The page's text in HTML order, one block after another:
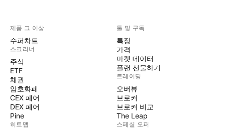
제품 그 이상
수퍼차트
스크리너
주식
ETF
채권
암호화폐
CEX 페어
DEX 페어
Pine
히트맵
툴 및 구독
특징
가격
마켓 데이터
플랜 선물하기
트레이딩
오버뷰
브로커
브로커 비교
The Leap
스페셜 오퍼